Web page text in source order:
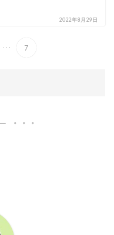
2022年8月29日
... 7